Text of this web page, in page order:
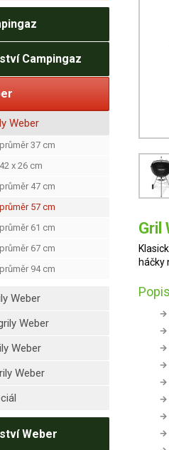
Campingaz
Weber
37 cm
x 26 cm
47 cm
57 cm
61 cm
67 cm
94 cm
Weber
Weber
Weber
Weber
Weber
Gril
háčky